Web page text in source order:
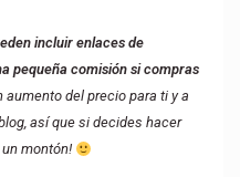
incluir enlaces de
pequeña comisión si compras
aumento del precio para ti y a
así que si decides hacer
montón!